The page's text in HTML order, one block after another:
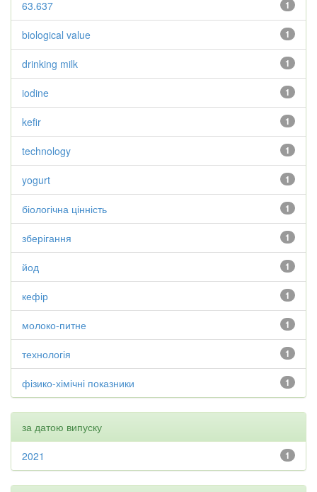
1
63.637
1
biological value
1
drinking milk
1
iodine
1
kefir
1
technology
1
yogurt
1
біологічна цінність
1
зберігання
1
йод
1
кефір
1
молоко-питне
1
технологія
1
фізико-хімічні показники
за датою випуску
1
2021